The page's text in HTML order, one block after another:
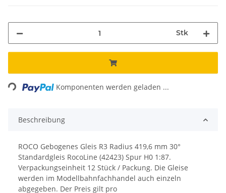
Stk
Komponenten werden geladen ...
Beschreibung
ROCO Gebogenes Gleis R3 Radius 419,6 mm 30°
Standardgleis RocoLine (42423) Spur H0 1:87.
Verpackungseinheit 12 Stück / Packung. Die Gleise
werden im Modellbahnfachhandel auch einzeln
abgegeben. Der Preis gilt pro